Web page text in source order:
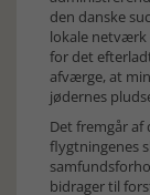
den danske
lokale netværk
for det
afværge, at
jødernes
Det fremgår
flygtningenes
bidrager til